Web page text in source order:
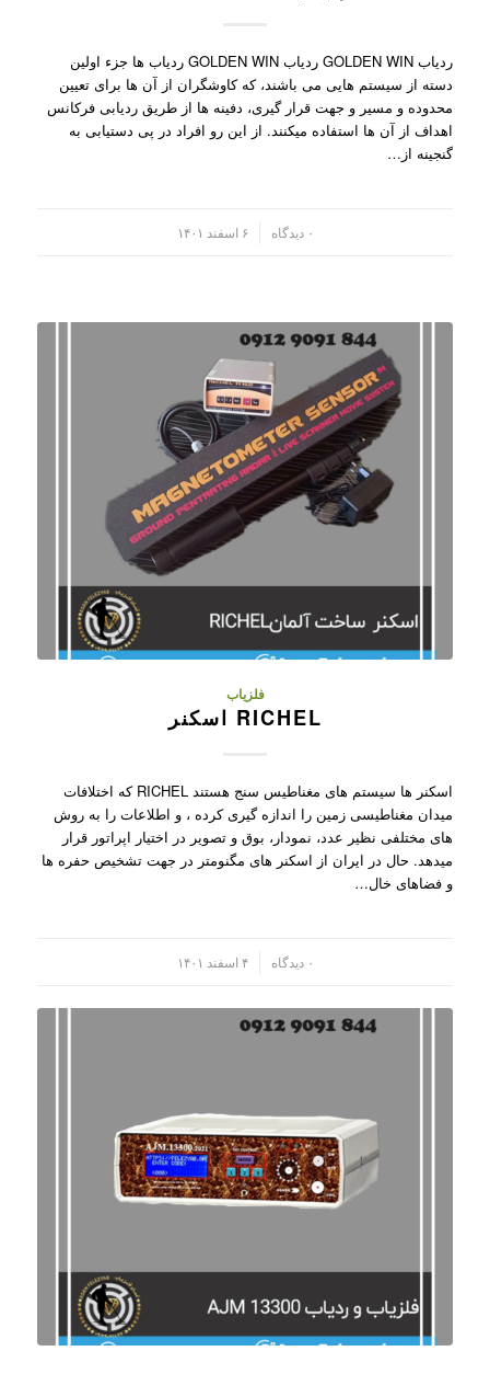
ردیاب GOLDEN WIN ردیاب GOLDEN WIN ردیاب ها جزء اولین
دسته از سیستم هایی می باشند، که کاوشگران از آن ها برای تعیین
محدوده و مسیر و جهت قرار گیری، دفینه ها از طریق ردیابی فرکانس
اهداف از آن ها استفاده میکنند. از این رو افراد در پی دستیابی به
گنجینه از…
۰ دیدگاه ۶ اسفند ۱۴۰۱
فلزیاب
RICHEL اسکنر
اسکنر ها سیستم های مغناطیس سنج هستند RICHEL که اختلافات
میدان مغناطیسی زمین را اندازه گیری کرده ، و اطلاعات را به روش
های مختلفی نظیر عدد، نمودار، بوق و تصویر در اختیار اپراتور قرار
میدهد. حال در ایران از اسکنر های مگنومتر در جهت تشخیص حفره ها
و فضاهای خال…
۰ دیدگاه ۴ اسفند ۱۴۰۱